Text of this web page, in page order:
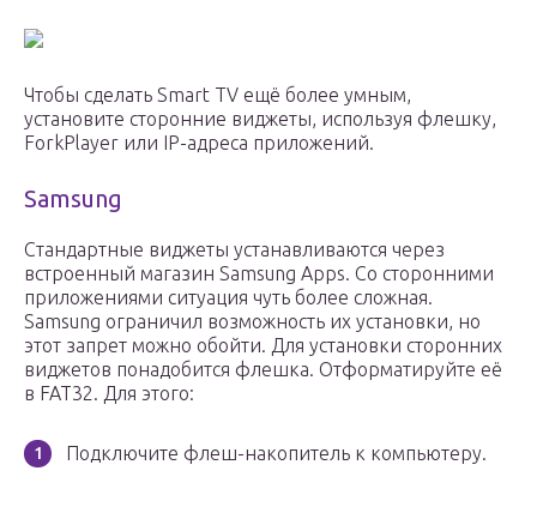
Чтобы сделать Smart TV ещё более умным,
установите сторонние виджеты, используя флешку,
ForkPlayer или IP-адреса приложений.
Samsung
Стандартные виджеты устанавливаются через
встроенный магазин Samsung Apps. Со сторонними
приложениями ситуация чуть более сложная.
Samsung ограничил возможность их установки, но
этот запрет можно обойти. Для установки сторонних
виджетов понадобится флешка. Отформатируйте её
в FAT32. Для этого:
Подключите флеш-накопитель к компьютеру.